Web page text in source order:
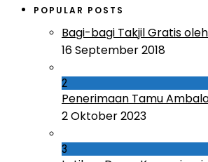
POPULAR POSTS
Bagi-bagi Takjil Gratis oleh
16 September 2018
2
Penerimaan Tamu
2 Oktober 2023
3